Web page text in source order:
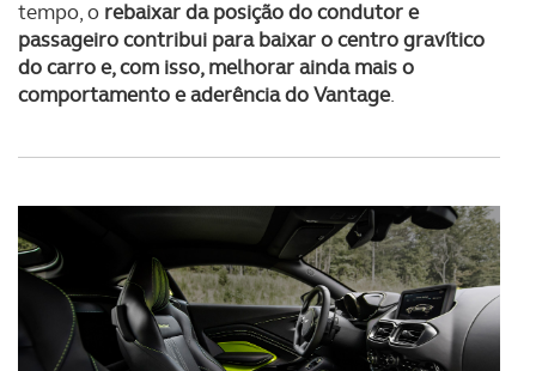
tempo, o rebaixar da posição do condutor e
passageiro contribui para baixar o centro gravítico
do carro e, com isso, melhorar ainda mais o
comportamento e aderência do Vantage.